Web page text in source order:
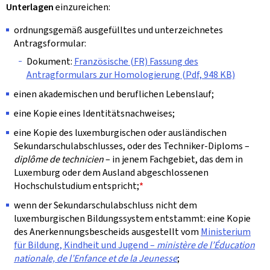
Unterlageneinzureichen:
ordnungsgemäß ausgefülltes und unterzeichnetes
Antragsformular:
Dokument: Französische (FR) Fassung des
Antragformulars zur Homologierung (Pdf, 948 KB)
einen akademischen und beruflichen Lebenslauf;
eine Kopie eines Identitätsnachweises;
eine Kopie des luxemburgischen oder ausländischen
Sekundarschulabschlusses, oder des Techniker-Diploms –
diplôme de technicien– in jenem Fachgebiet, das dem in
Luxemburg oder dem Ausland abgeschlossenen
Hochschulstudium entspricht;*
wenn der Sekundarschulabschluss nicht dem
luxemburgischen Bildungssystem entstammt: eine Kopie
des Anerkennungsbescheids ausgestellt vom Ministerium
für Bildung, Kindheit und Jugend – ministère de l’Éducation
nationale, de l’Enfance et de la Jeunesse;